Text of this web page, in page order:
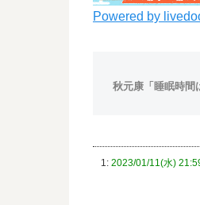
Powered by
秋元康「睡眠時間
1: 2023/01/11(水)